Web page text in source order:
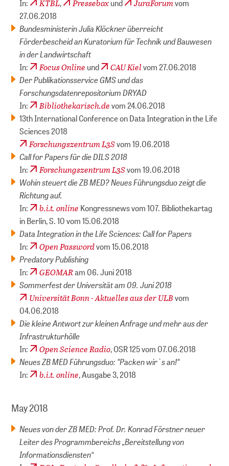
In: KTBL, Presseboxund JuraForumvom
27.06.2018
Bundesministerin Julia Klöckner überreicht
Förderbescheid an Kuratorium für Technik und Bauwesen
in der Landwirtschaft
In: Focus Online und CAU Kielvom 27.06.2018
Der Publikationsservice GMS und das
Forschungsdatenrepositorium DRYAD
In: Bibliothekarisch.devom 24.06.2018
13th International Conference on Data Integration in the Life
Sciences 2018
Forschungszentrum L3Svom 19.06.2018
Call for Papers für die DILS 2018
In: Forschungszentrum L3Svom 19.06.2018
Wohin steuert die ZB MED? Neues Führungsduo zeigt die
Richtung auf.
In: b.i.t. online Kongressnews vom 107. Bibliothekartag
in Berlin, S. 10 vom 15.06.2018
Data Integration in the Life Sciences: Call for Papers
In: Open Passwordvom 15.06.2018
Predatory Publishing
In: GEOMARam 06. Juni 2018
Sommerfest der Universität am 09. Juni 2018
Universität Bonn - Aktuelles aus der ULBvom
04.06.2018
Die kleine Antwort zur kleinen Anfrage und mehr aus der
Infrastrukturhölle
In: Open Science Radio, OSR 125 vom 07.06.2018
Neues ZB MED Führungsduo: "Packen wir`s an!"
In: b.i.t. online, Ausgabe 3, 2018
May 2018
Neues von der ZB MED: Prof. Dr. Konrad Förstner neuer
Leiter des Programmbereichs „Bereitstellung von
Informationsdiensten“